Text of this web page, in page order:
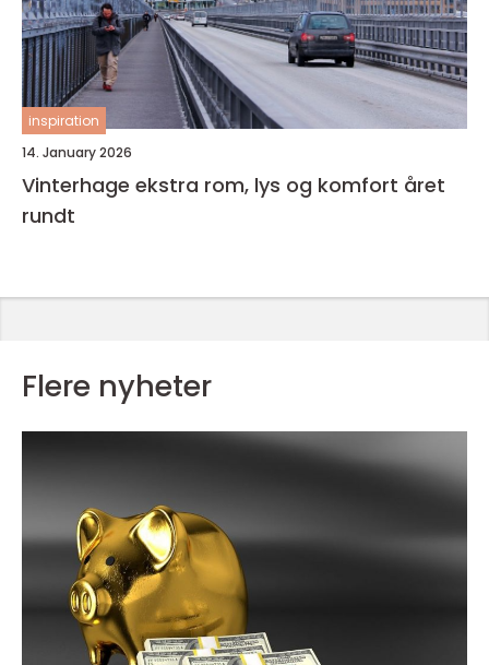
inspiration
14. January 2026
Vinterhage ekstra rom, lys og komfort året
rundt
Flere nyheter